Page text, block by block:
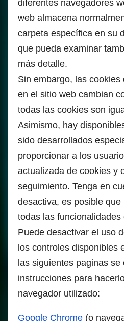
diferentes navegadores
web almacena
carpeta específica en su
que pueda examinar
más detalle.
Sin embargo, las
en el sitio web cambian
todas las cookies son
Asimismo, hay
sido desarrollados
proporcionar a los
actualizada de cookies y
seguimiento. Tenga en
desactiva, es posible
todas las
Puede desactivar el uso
los controles disponibles
las siguientes paginas
instrucciones para
navegador utilizado:
Google Chrome (o